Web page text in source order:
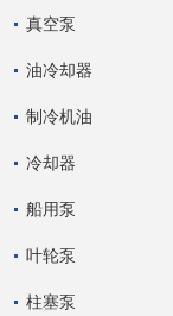
真空泵
油冷却器
制冷机油
冷却器
船用泵
叶轮泵
柱塞泵